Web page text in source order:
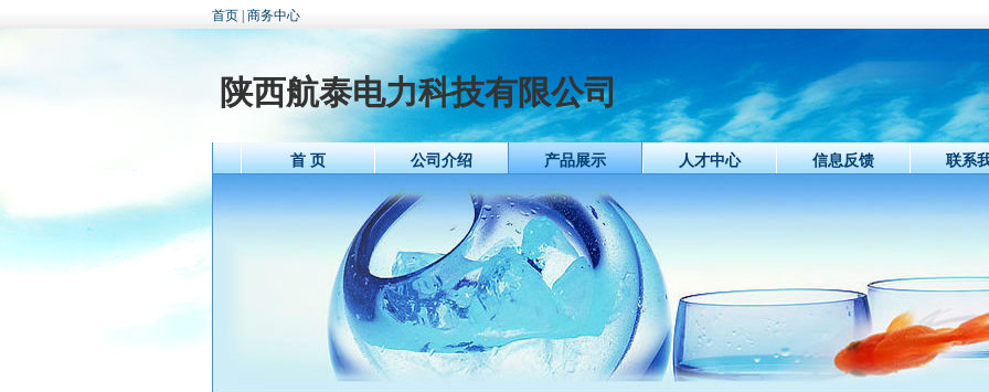
首页 商务中心
陕西航泰电力科技有限公司
首 页 公司介绍 产品展示 人才中心 信息反馈 联系